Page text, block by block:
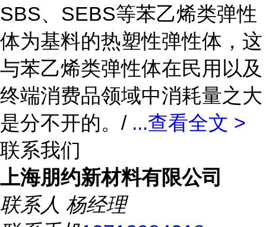
SBS、SEBS等苯乙烯类弹性
体为基料的热塑性弹性体，这
与苯乙烯类弹性体在民用以及
终端消费品领域中消耗量之大
是分不开的。/ ...查看全文 >
联系我们
上海朋约新材料有限公司
联系人 杨经理